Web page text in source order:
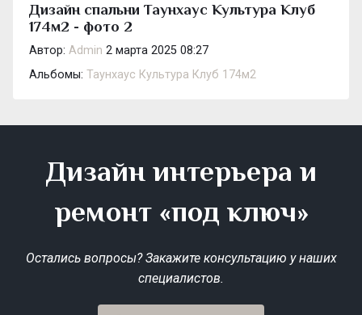
Дизайн спальни Таунхаус Культура Клуб
174м2 - фото 2
Автор: Admin 2 марта 2025 08:27
Альбомы: Таунхаус Культура Клуб 174м2
Дизайн интерьера и
ремонт «под ключ»
Остались вопросы? Закажите консультацию у наших
специалистов.